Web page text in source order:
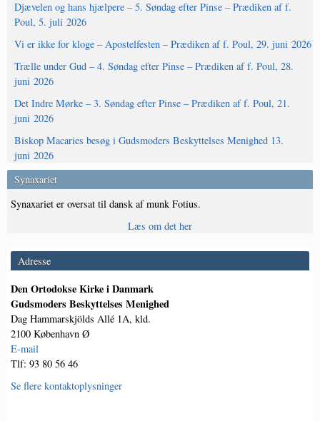
Djævelen og hans hjælpere – 5. Søndag efter Pinse – Prædiken af f.
Poul, 5. juli 2026
Vi er ikke for kloge – Apostelfesten – Prædiken af f. Poul, 29. juni 2026
Trælle under Gud – 4. Søndag efter Pinse – Prædiken af f. Poul, 28.
juni 2026
Det Indre Mørke – 3. Søndag efter Pinse – Prædiken af f. Poul, 21.
juni 2026
Biskop Macaries besøg i Gudsmoders Beskyttelses Menighed 13.
juni 2026
Synaxariet
Synaxariet er oversat til dansk af munk Fotius.
Læs om det her
Adresse
Den Ortodokse Kirke i Danmark
Gudsmoders Beskyttelses Menighed
Dag Hammarskjölds Allé 1A, kld.
2100 København Ø
E-mail
Tlf: 93 80 56 46
Se flere kontaktoplysninger